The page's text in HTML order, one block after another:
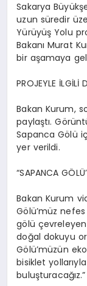
Sakarya
uzun süredir
Yürüyüş Yolu
Bakanı Murat
bir aşamaya
PROJEYLE İLGİLİ
Bakan Kurum,
paylaştı.
Sapanca Gölü
yer verildi.
“SAPANCA
Bakan Kurum
Gölü’müz
gölü çevreleyen
doğal dokuyu
Gölü’müzün
bisiklet